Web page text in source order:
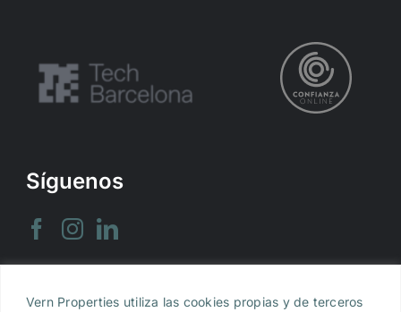
Vern Properties utiliza las cookies propias y de terceros
Síguenos